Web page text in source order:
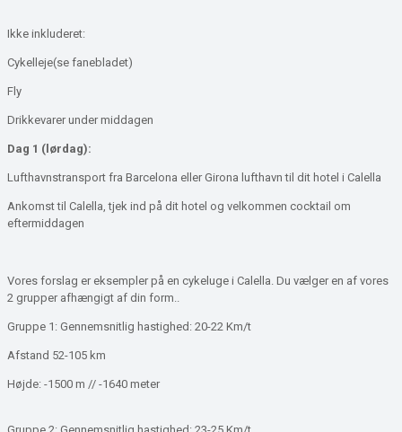
Ikke inkluderet:
Cykelleje(se fanebladet)
Fly
Drikkevarer under middagen
Dag 1 (lørdag):
Lufthavnstransport fra Barcelona eller Girona lufthavn til dit hotel i Calella
Ankomst til Calella, tjek ind på dit hotel og velkommen cocktail om
eftermiddagen
Vores forslag er eksempler på en cykeluge i Calella. Du vælger en af ​​vores
2 grupper afhængigt af din form..
Gruppe 1: Gennemsnitlig hastighed: 20-22 Km/t
Afstand 52-105 km
Højde: -1500 m // -1640 meter